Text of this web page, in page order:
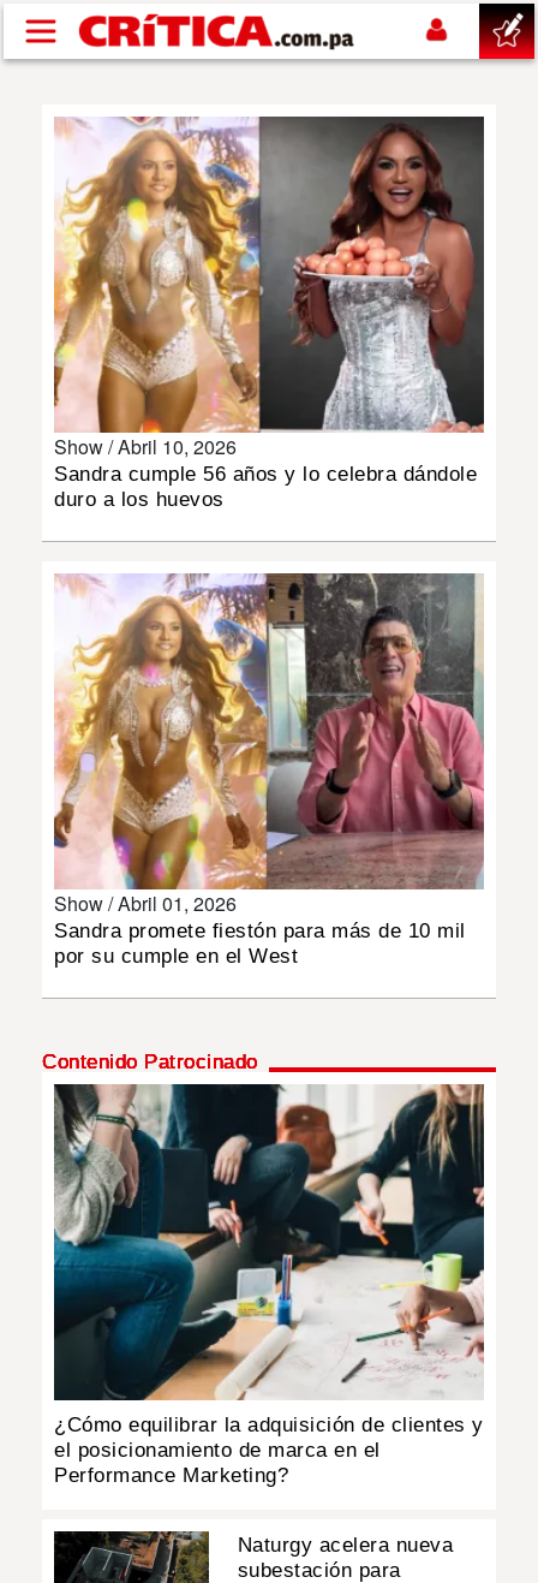
Pasar al contenido principal
SUCESOS
NACIONAL
POLÍTICA
SHOW
DEPORTES
INSÓLITAS
MULTIMEDIA
IMPRESO
Show /Abril 10, 2026
Sandra cumple 56 años y lo celebra dándole
duro a los huevos
Show /Abril 01, 2026
Sandra promete fiestón para más de 10 mil
por su cumple en el West
Contenido Patrocinado
¿Cómo equilibrar la adquisición de clientes y
el posicionamiento de marca en el
Performance Marketing?
Naturgy acelera nueva
subestación para